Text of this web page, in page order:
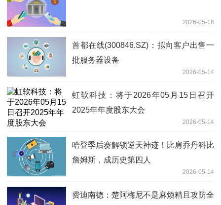
2026-05-18
首都在线(300846.SZ)：拟向客户出售一
批服务器设备
2026-05-14
虹软科技：将于2026年05月15日召开
2025年年度股东大会
2026-05-14
哈登季后赛解锁逆天神迹！比肩乔丹科比
詹姆斯，成历史第四人
2026-05-14
费迪南德：楚阿梅尼不是麻烦精且攻防全